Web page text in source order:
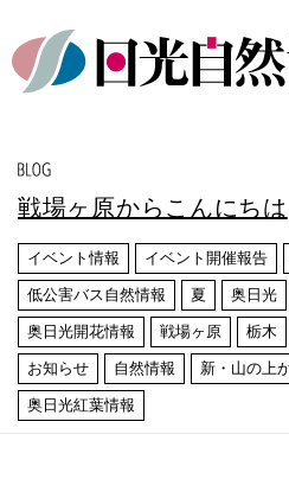
戦場ヶ原からこんにちは
イベント情報 イベント開催報告
低公害バス自然情報 夏 奥日光
奥日光開花情報 戦場ヶ原 栃木
お知らせ 自然情報 新・山の上
奥日光紅葉情報